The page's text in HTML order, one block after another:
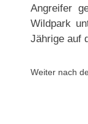
Angreifer
Wildpark
Jährige auf
Weiter nach